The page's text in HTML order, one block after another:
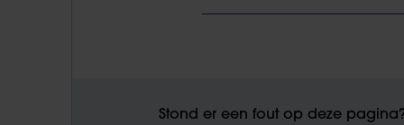
Stond er een fout op deze